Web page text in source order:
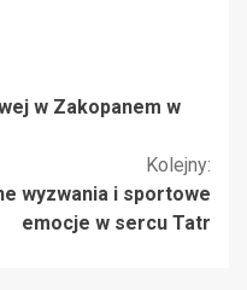
w Zakopanem w
Kolejny:
wyzwania i sportowe
emocje w sercu Tatr